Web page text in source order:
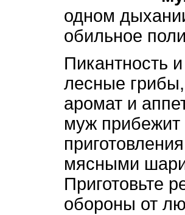
одном
обильное
Пикантность
лесные
аромат и
муж
мясными
Приготовьте
обороны от